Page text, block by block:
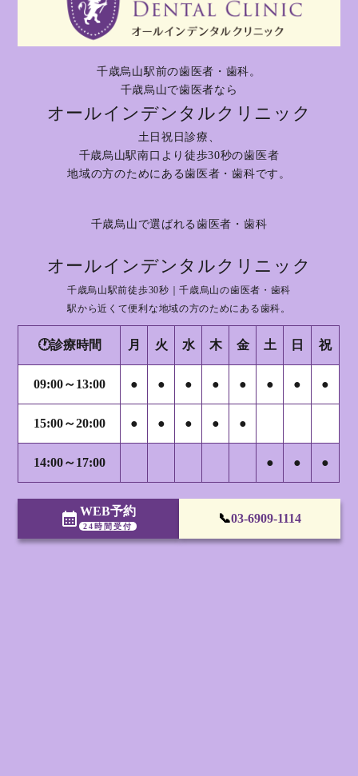
千歳烏山駅前の歯医者・歯科。
千歳烏山で歯医者なら
オールインデンタルクリニック
土日祝日診療、
千歳烏山駅南口より徒歩30秒の歯医者
地域の方のためにある歯医者・歯科です。
千歳烏山で選ばれる歯医者・歯科
オールインデンタルクリニック
千歳烏山駅前徒歩30秒｜千歳烏山の歯医者・歯科
駅から近くて便利な地域の方のためにある歯科。
🕐診療時間 月 火 水 木 金 土 日 祝
09:00～13:00 ● ● ● ● ● ● ● ●
15:00～20:00 ● ● ● ● ●
14:00～17:00 ● ● ●
calendar_month WEB予約
24時間受付
📞03-6909-1114